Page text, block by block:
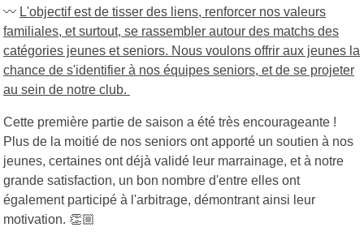
〰️ L'objectif est de tisser des liens, renforcer nos valeurs
familiales, et surtout, se rassembler autour des matchs des
catégories jeunes et seniors. Nous voulons offrir aux jeunes la
chance de s'identifier à nos équipes seniors, et de se projeter
au sein de notre club.
Cette première partie de saison a été très encourageante !
Plus de la moitié de nos seniors ont apporté un soutien à nos
jeunes, certaines ont déjà validé leur marrainage, et à notre
grande satisfaction, un bon nombre d'entre elles ont
également participé à l'arbitrage, démontrant ainsi leur
motivation. 👏🏼